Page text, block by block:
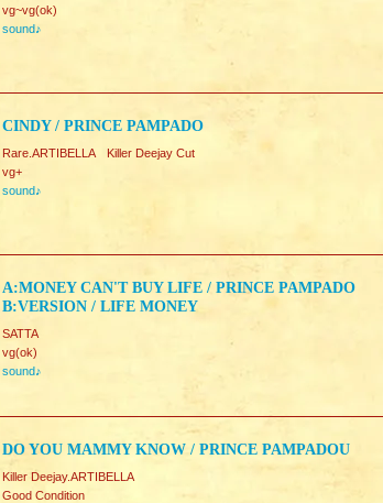
vg~vg(ok)
sound♪
CINDY / PRINCE PAMPADO
Rare.ARTIBELLA Killer Deejay Cut
vg+
sound♪
A:MONEY CAN'T BUY LIFE / PRINCE PAMPADO
B:VERSION / LIFE MONEY
SATTA
vg(ok)
sound♪
DO YOU MAMMY KNOW / PRINCE PAMPADOU
Killer Deejay.ARTIBELLA
Good Condition